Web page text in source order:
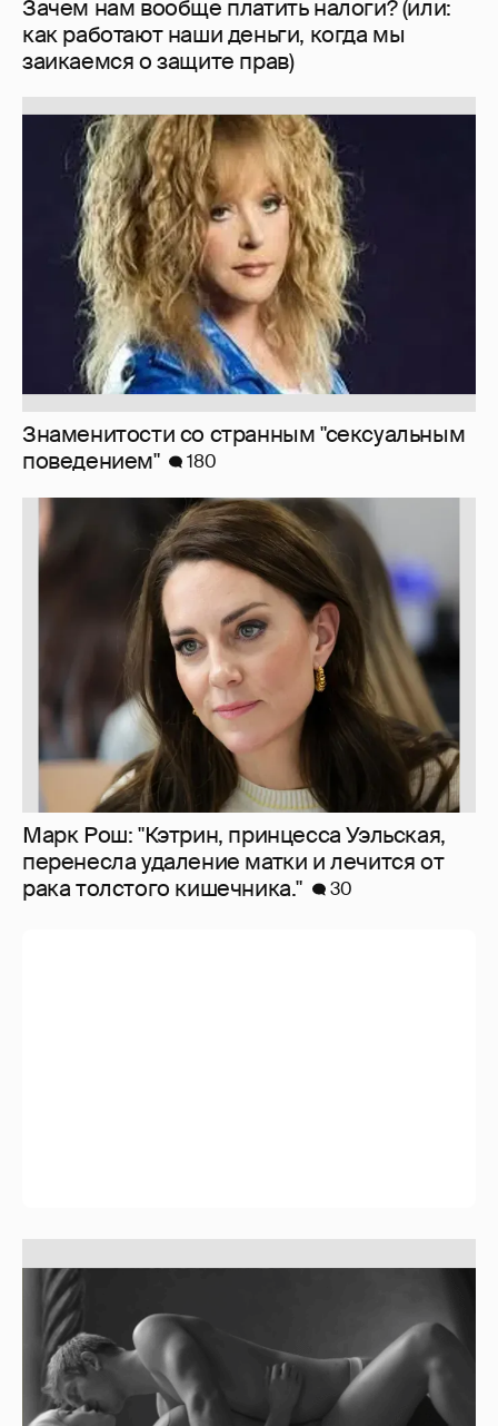
Знаменитости со странным "сексуальным
поведением"
180
Марк Рош: "Кэтрин, принцесса Уэльская,
перенесла удаление матки и лечится от
рака толстого кишечника."
30
Миро и Холина о Жуковой 138